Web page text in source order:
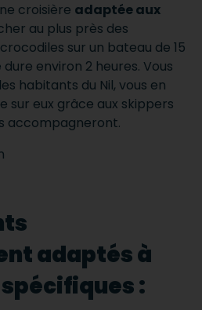
croisière adaptée aux
au plus près des
sur un bateau de 15
environ 2 heures. Vous
habitants du Nil, vous en
sur eux grâce aux skippers
accompagneront.
adaptés à
: